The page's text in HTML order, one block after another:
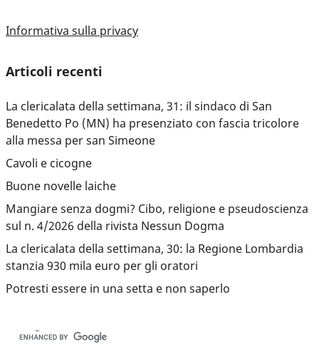
Informativa sulla privacy
Articoli recenti
La clericalata della settimana, 31: il sindaco di San
Benedetto Po (MN) ha presenziato con fascia tricolore
alla messa per san Simeone
Cavoli e cicogne
Buone novelle laiche
Mangiare senza dogmi? Cibo, religione e pseudoscienza
sul n. 4/2026 della rivista Nessun Dogma
La clericalata della settimana, 30: la Regione Lombardia
stanzia 930 mila euro per gli oratori
Potresti essere in una setta e non saperlo